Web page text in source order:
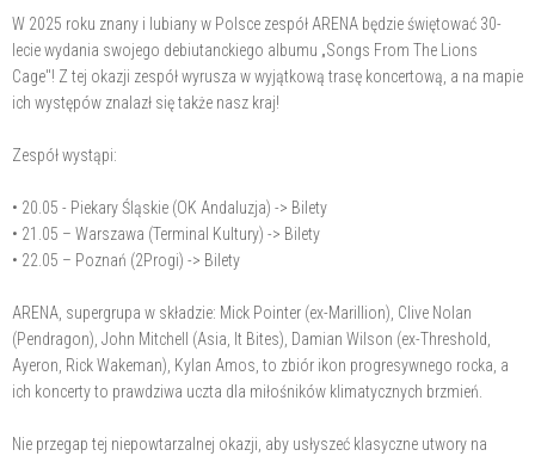
W 2025 roku znany i lubiany w Polsce zespół ARENA będzie świętować 30-
lecie wydania swojego debiutanckiego albumu „Songs From The Lions
Cage"! Z tej okazji zespół wyrusza w wyjątkową trasę koncertową, a na mapie
ich występów znalazł się także nasz kraj!
Zespół wystąpi:
• 20.05 - Piekary Śląskie (OK Andaluzja) -> Bilety
• 21.05 – Warszawa (Terminal Kultury) -> Bilety
• 22.05 – Poznań (2Progi) -> Bilety
ARENA, supergrupa w składzie: Mick Pointer (ex-Marillion), Clive Nolan
(Pendragon), John Mitchell (Asia, It Bites), Damian Wilson (ex-Threshold,
Ayeron, Rick Wakeman), Kylan Amos, to zbiór ikon progresywnego rocka, a
ich koncerty to prawdziwa uczta dla miłośników klimatycznych brzmień.
Nie przegap tej niepowtarzalnej okazji, aby usłyszeć klasyczne utwory na